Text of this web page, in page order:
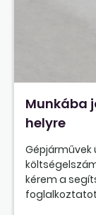
Munkába
helyre
kérem a